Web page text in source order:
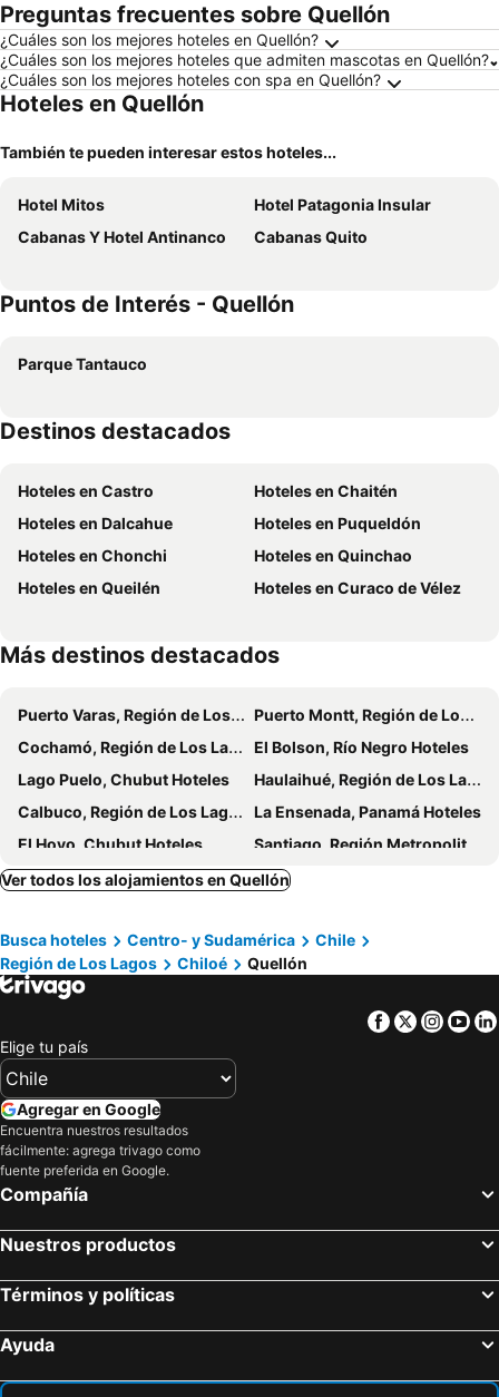
Preguntas frecuentes sobre Quellón
¿Cuáles son los mejores hoteles en Quellón?
¿Cuáles son los mejores hoteles que admiten mascotas en Quellón?
¿Cuáles son los mejores hoteles con spa en Quellón?
Hoteles en Quellón
También te pueden interesar estos hoteles...
Hotel Mitos
Hotel Patagonia Insular
Cabanas Y Hotel Antinanco
Cabanas Quito
Puntos de Interés - Quellón
Parque Tantauco
Destinos destacados
Hoteles en Castro
Hoteles en Chaitén
Hoteles en Dalcahue
Hoteles en Puqueldón
Hoteles en Chonchi
Hoteles en Quinchao
Hoteles en Queilén
Hoteles en Curaco de Vélez
Más destinos destacados
Puerto Varas, Región de Los Lagos Hoteles
Puerto Montt, Región de Los Lagos Hoteles
Cochamó, Región de Los Lagos Hoteles
El Bolson, Río Negro Hoteles
Lago Puelo, Chubut Hoteles
Haulaihué, Región de Los Lagos Hoteles
Calbuco, Región de Los Lagos Hoteles
La Ensenada, Panamá Hoteles
El Hoyo, Chubut Hoteles
Santiago, Región Metropolitana de Santiago Hoteles
Viña del Mar, Región de Valparaíso Hoteles
Valdivia, Región de Los Ríos Hoteles
Pucón, Región de La Araucanía Hoteles
Antofagasta, Región de Antofagasta Hoteles
Olmué, Región de Valparaíso Hoteles
Ver todos los alojamientos en Quellón
Busca hoteles Centro- y Sudamérica
Chile
Región de Los Lagos
Chiloé Quellón
Facebook
Twitter
Elige tu país
Agregar en Google
Encuentra nuestros resultados
fácilmente: agrega trivago como
fuente preferida en Google.
Compañía
Nuestros productos
Términos y políticas
Ayuda